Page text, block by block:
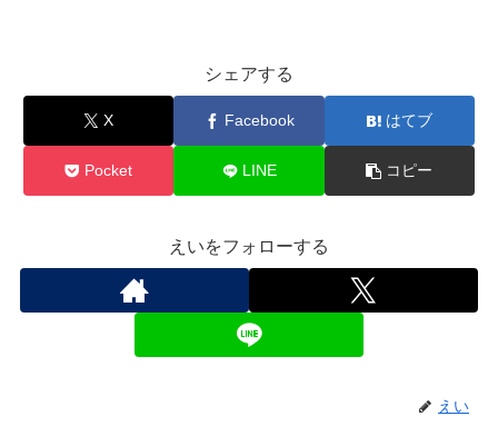
シェアする
X Facebook はてブ
Pocket LINE コピー
えいをフォローする
えい